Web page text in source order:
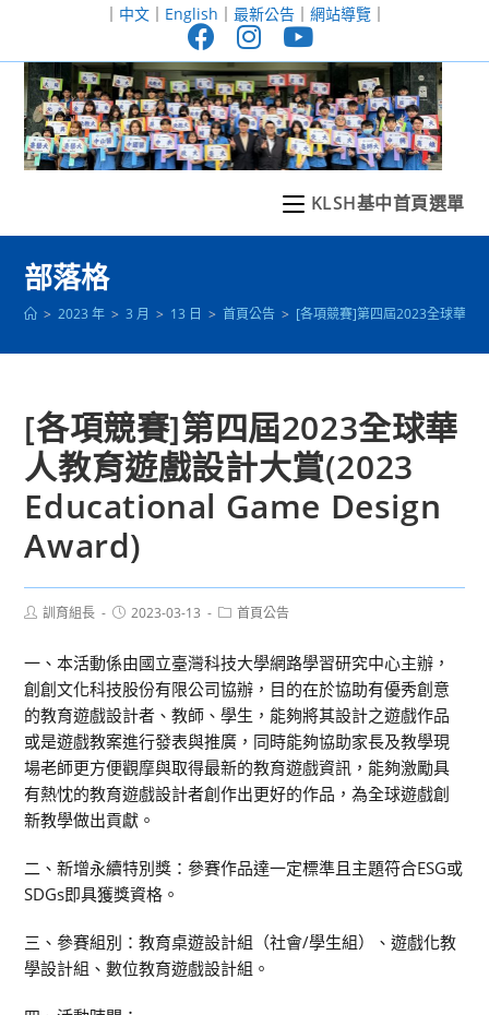
至
｜ 中文｜ English ｜ 最新公告｜ 網站導覽｜
KLSH基中首頁選單
部落格
> 2023 年 > 3 月 > 13 日 > 首頁公告 > [各項競賽]第四屆2023全球華人
[各項競賽]第四屆2023全球華
人教育遊戲設計大賞(2023
Educational Game Design
Award)
Post訓育組長
Post2023-03-13
Post首頁公告
一、本活動係由國立臺灣科技大學網路學習研究中心主辦，
創創文化科技股份有限公司協辦，目的在於協助有優秀創意
的教育遊戲設計者、教師、學生，能夠將其設計之遊戲作品
或是遊戲教案進行發表與推廣，同時能夠協助家長及教學現
場老師更方便觀摩與取得最新的教育遊戲資訊，能夠激勵具
有熱忱的教育遊戲設計者創作出更好的作品，為全球遊戲創
新教學做出貢獻。
二、新增永續特別獎：參賽作品達一定標準且主題符合ESG或
SDGs即具獲獎資格。
三、參賽組別：教育桌遊設計組（社會/學生組）、遊戲化教
學設計組、數位教育遊戲設計組。